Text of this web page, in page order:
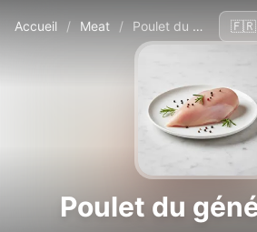
Accueil / Meat / Poulet du général Tso
Poulet du